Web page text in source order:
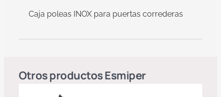
Caja poleas INOX para puertas correderas
Otros productosEsmiper